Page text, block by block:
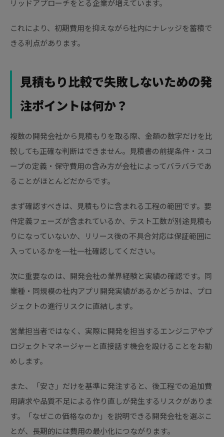
リッドアプローチをとる企業が増えています。
これにより、初期費用を抑えながら社内にナレッジを蓄積で
きる利点があります。
見積もり比較で失敗しないための発
注ポイントは何か？
複数の開発会社から見積もりを取る際、金額の数字だけを比
較しても正確な判断はできません。見積書の前提条件・スコ
ープの定義・保守費用の含み方が会社によってバラバラであ
ることがほとんどだからです。
まず確認すべきは、見積もりに含まれる工程の範囲です。要
件定義フェーズが含まれているか、テスト工数が別途見積も
りになっていないか、リリース後の不具合対応は保証範囲に
入っているかを一社一社確認してください。
次に重要なのは、開発会社の業界経験と実績の確認です。同
業種・同規模の社内アプリ開発実績があるかどうかは、プロ
ジェクトの進行リスクに直結します。
営業担当者ではなく、実際に開発を担当するエンジニアやプ
ロジェクトマネージャーと直接話す機会を設けることをお勧
めします。
また、「安さ」だけを基準に発注すると、後工程での追加費
用請求や品質不足による作り直しが発生するリスクがありま
す。「なぜこの価格なのか」を説明できる開発会社を選ぶこ
とが、長期的には費用の最小化につながります。